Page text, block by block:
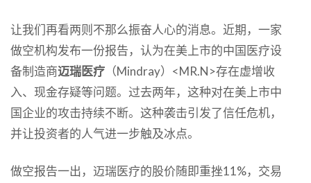
让我们再看两则不那么振奋人心的消息。近期，一家
做空机构发布一份报告，认为在美上市的中国医疗设
备制造商迈瑞医疗 （Mindray）<MR.N>存在虚增收
入、现金存疑等问题。过去两年，这种对在美上市中
国企业的攻击持续不断。这种袭击引发了信任危机，
并让投资者的人气进一步触及冰点。
做空报告一出，迈瑞医疗的股价随即重挫11%，交易